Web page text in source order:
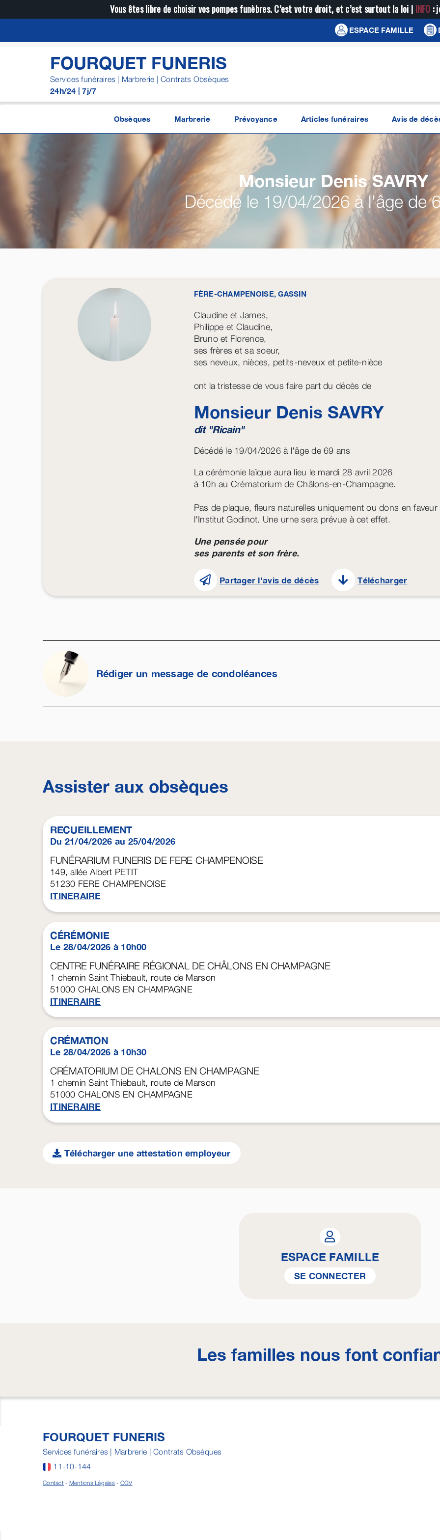
au
Vous êtes libre de choisir vos pompes funèbres. C’est votre droit, et c’est surtout la loi | INFO :
ESPACE FAMILLE
FOURQUET FUNERIS
Services funéraires | Marbrerie | Contrats Obsèques
24h/24 | 7j/7
Obsèques Marbrerie Prévoyance Articles funéraires Avis de
Monsieur DenisSAVRY
Décédé le 19/04/2026 à l'âge de
FÈRE-CHAMPENOISE, GASSIN
Claudine et James,
Philippe et Claudine,
Bruno et Florence,
ses frères et sa soeur,
ses neveux, nièces, petits-neveux et petite-nièce
ont la tristesse de vous faire part du décès de
Monsieur Denis SAVRY
dit "Ricain"
Décédé le 19/04/2026 à l'âge de 69 ans
La cérémonie laïque aura lieu le mardi 28 avril 2026
à 10h au Crématorium de Châlons-en-Champagne.
Pas de plaque, fleurs naturelles uniquement ou dons en faveur
l'Institut Godinot. Une urne sera prévue à cet effet.
Une pensée pour
ses parents et son frère.
Partager l'avis de décès Télécharger
Rédiger un message de condoléances
Assister aux obsèques
RECUEILLEMENT
Du 21/04/2026 au 25/04/2026
FUNÉRARIUM FUNERIS DE FERE CHAMPENOISE
149, allée Albert PETIT
51230 FERE CHAMPENOISE
ITINERAIRE
CÉRÉMONIE
Le 28/04/2026 à 10h00
CENTRE FUNÉRAIRE RÉGIONAL DE CHÂLONS EN CHAMPAGNE
1 chemin Saint Thiebault, route de Marson
51000 CHALONS EN CHAMPAGNE
ITINERAIRE
CRÉMATION
Le 28/04/2026 à 10h30
CRÉMATORIUM DE CHALONS EN CHAMPAGNE
1 chemin Saint Thiebault, route de Marson
51000 CHALONS EN CHAMPAGNE
ITINERAIRE
Télécharger une attestation employeur
ESPACE FAMILLE
SE CONNECTER
Les familles nous font
FOURQUET FUNERIS
Services funéraires | Marbrerie | Contrats Obsèques
11-10-144
Contact- Mentions Légales - CGV